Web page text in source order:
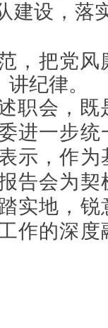
建设，落
，把党风
纪律。
职会，既
进一步统
示，作为
告会为契
实地，
作的深